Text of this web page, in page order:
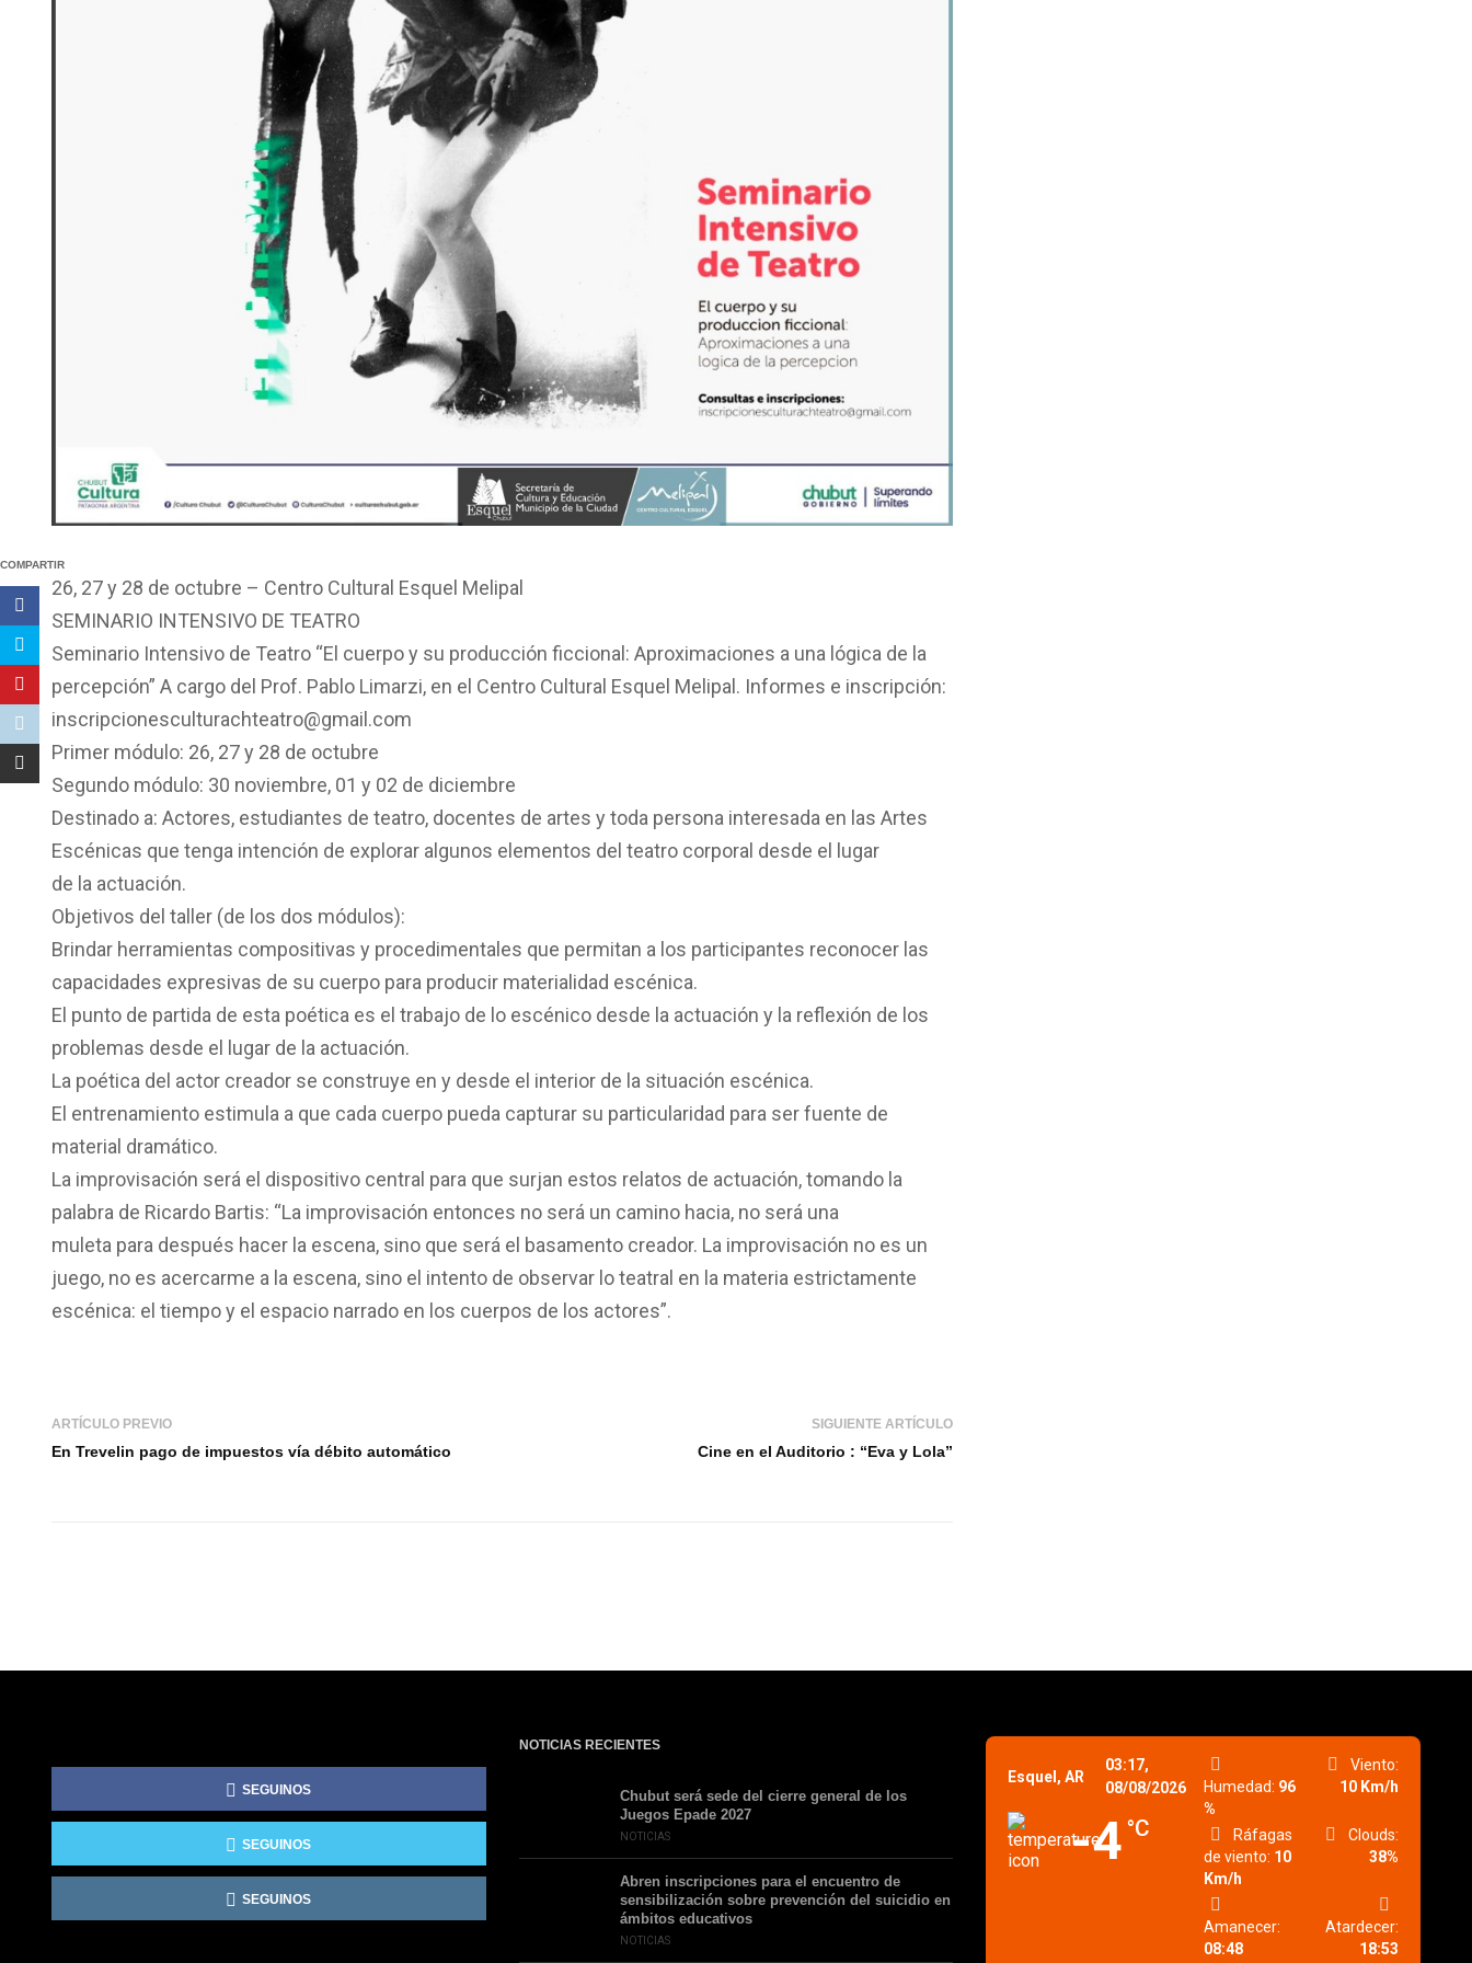
COMPARTIR
26, 27 y 28 de octubre – Centro Cultural Esquel Melipal
SEMINARIO INTENSIVO DE TEATRO
Seminario Intensivo de Teatro “El cuerpo y su producción ficcional: Aproximaciones a una lógica de la
percepción” A cargo del Prof. Pablo Limarzi, en el Centro Cultural Esquel Melipal. Informes e inscripción:
inscripcionesculturachteatro@gmail.com
Primer módulo: 26, 27 y 28 de octubre
Segundo módulo: 30 noviembre, 01 y 02 de diciembre
Destinado a: Actores, estudiantes de teatro, docentes de artes y toda persona interesada en las Artes
Escénicas que tenga intención de explorar algunos elementos del teatro corporal desde el lugar
de la actuación.
Objetivos del taller (de los dos módulos):
Brindar herramientas compositivas y procedimentales que permitan a los participantes reconocer las
capacidades expresivas de su cuerpo para producir materialidad escénica.
El punto de partida de esta poética es el trabajo de lo escénico desde la actuación y la reflexión de los
problemas desde el lugar de la actuación.
La poética del actor creador se construye en y desde el interior de la situación escénica.
El entrenamiento estimula a que cada cuerpo pueda capturar su particularidad para ser fuente de
material dramático.
La improvisación será el dispositivo central para que surjan estos relatos de actuación, tomando la
palabra de Ricardo Bartis: “La improvisación entonces no será un camino hacia, no será una
muleta para después hacer la escena, sino que será el basamento creador. La improvisación no es un
juego, no es acercarme a la escena, sino el intento de observar lo teatral en la materia estrictamente
escénica: el tiempo y el espacio narrado en los cuerpos de los actores”.
ARTÍCULO PREVIO
En Trevelin pago de impuestos vía débito automático
SIGUIENTE ARTÍCULO
Cine en el Auditorio : “Eva y Lola”
SEGUINOS
SEGUINOS
SEGUINOS
NOTICIAS RECIENTES
Chubut será sede del cierre general de los
Juegos Epade 2027
NOTICIAS
Abren inscripciones para el encuentro de
sensibilización sobre prevención del suicidio en
ámbitos educativos
NOTICIAS
Esquel, AR
03:17,
08/08/2026
-4 °C
Humedad: 96
%
Viento:
10 Km/h
Ráfagas
de viento: 10
Km/h
Clouds:
38%
Amanecer:
08:48
Atardecer:
18:53